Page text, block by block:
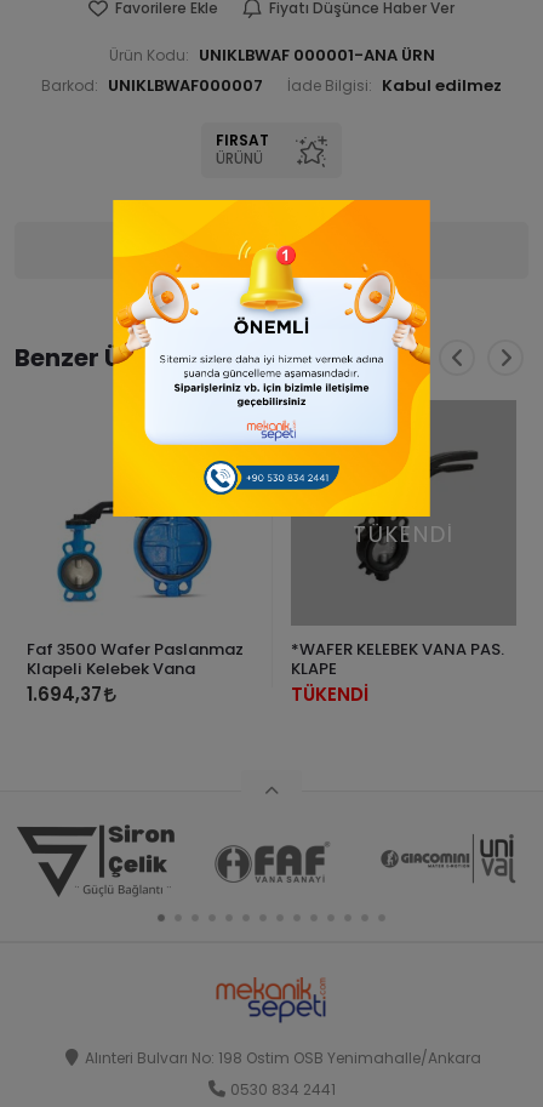
Favorilere Ekle Fiyatı Düşünce Haber Ver
Ürün Kodu: UNIKLBWAF 000001-ANA ÜRN
Barkod: UNIKLBWAF000007 İade Bilgisi:
FIRSAT
ÜRÜNÜ
Ürün Bilgisi Yorumlar
Benzer Ürünler
Faf 3500 Wafer Paslanmaz
Klapeli Kelebek Vana
1.694,37
TÜKENDİ
*WAFER KELEBEK VANA PAS.
KLAPE
TÜKENDİ
Alınteri Bulvarı No: 198 Ostim OSB Yenimahalle/Ankara
0530 834 2441